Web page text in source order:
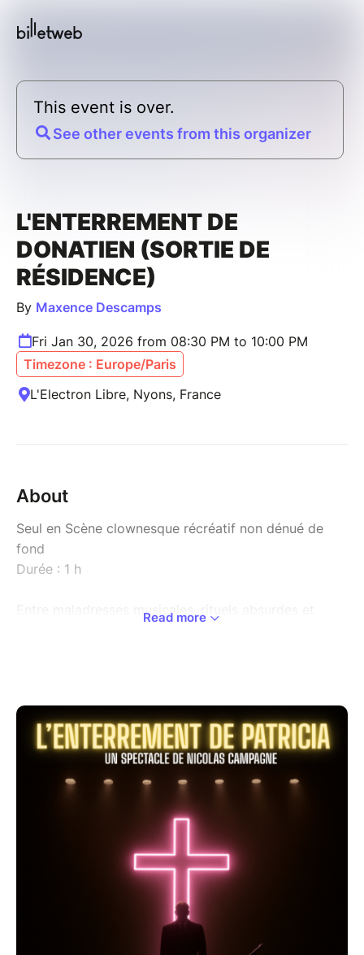
This event is over.
See other events from this organizer
L'ENTERREMENT DE
DONATIEN (SORTIE DE
RÉSIDENCE)
By Maxence Descamps
Fri Jan 30, 2026 from 08:30 PM to 10:00 PM
Timezone : Europe/Paris
L'Electron Libre, Nyons, France
About
Seul en Scène clownesque récréatif non dénué de
fond
Durée : 1 h
Entre maladresses musicales, rituels absurdes et
Équipe artistique : Maxence Descamps et Ingrid
Gasparini
Auteur : Nicolas Campagne
Read more